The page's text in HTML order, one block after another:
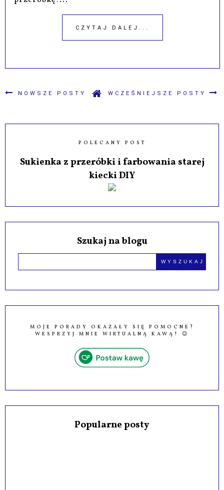
CZYTAJ DALEJ...
NOWSZE POSTY WCZEŚNIEJSZE POSTY
POLECANY POST
Sukienka z przeróbki i farbowania starej
kiecki DIY
Szukaj na blogu
MOJE PORADY OKAZAŁY SIĘ POMOCNE?
WESPRZYJ MNIE WIRTUALNĄ KAWĄ! 😉
Popularne posty